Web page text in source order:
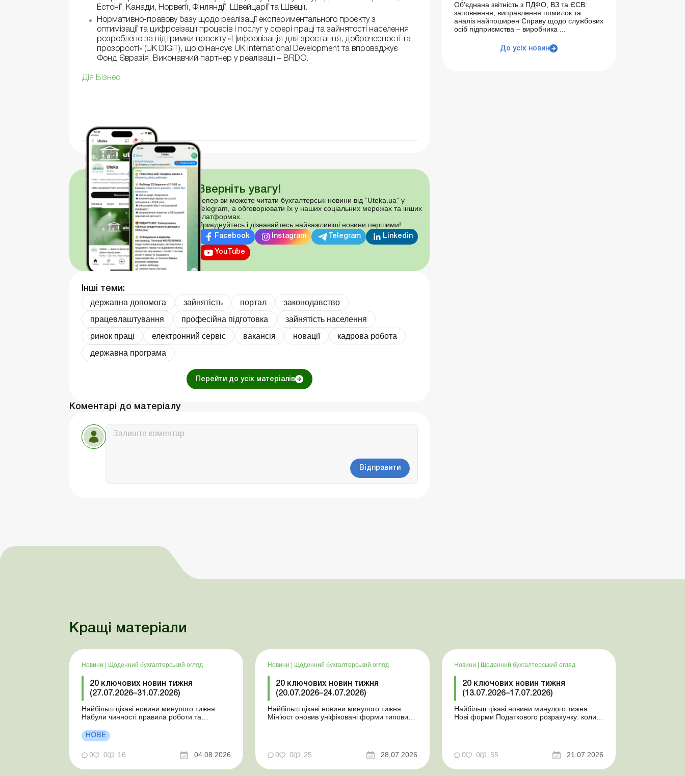
Естонії, Канади, Норвегії, Фінляндії, Швейцарії та Швеції.
Нормативно-правову базу щодо реалізації експериментального проєкту з
оптимізації та цифровізації процесів і послуг у сфері праці та зайнятості населення
розроблено за підтримки проєкту «Цифровізація для зростання, доброчесності та
прозорості» (UK DIGIT), що фінансує UK International Development та впроваджує
Фонд Євразія. Виконавчий партнер у реалізації – BRDO.
Дія.Бізнес
Зверніть увагу!
Тепер ви можете читати бухгалтерські новини від “Uteka.ua” у
Telegram, а обговорювати їх у наших соціальних мережах та інших
платформах.
Приєднуйтесь і дізнавайтесь найважливіші новини першими!
Facebook Instagram Telegram Linkedin
YouTube
Інші теми:
державна допомога зайнятість портал
законодавство
працевлаштування
професійна підготовка
зайнятість населення
ринок праці
електронний сервіс вакансія новації
кадрова робота
державна програма
Перейти до усіх матеріалів
Коментарі до матеріалу
Відправити
Об’єднана звітність з ПДФО, ВЗ та ЄСВ:
заповнення, виправлення помилок та
аналіз найпоширен Справу щодо службових
осіб підприємства – виробника ...
До усіх новин
Кращі матеріали
Новини | Щоденний бухгалтерський огляд
20 ключових новин тижня
(27.07.2026–31.07.2026)
Найбільш цікаві новини минулого тижня
Набули чинності правила роботи та
закони про мобілізацію та воєнний стан Для
сільгосппідприємств і ФОП запроваджено
нові одноразові статистичні форми З 2
серпня змінюється порядок зарахування
НОВЕ
0 0 16 04.08.2026
Новини | Щоденний бухгалтерський огляд
20 ключових новин тижня
(20.07.2026–24.07.2026)
Найбільш цікаві новини минулого тижня
Мін’юст оновив уніфіковані форми типових
«у розшуку»: що потрібно знати
0 0 25 28.07.2026
Новини | Щоденний бухгалтерський огляд
20 ключових новин тижня
(13.07.2026–17.07.2026)
Найбільш цікаві новини минулого тижня
Нові форми Податкового розрахунку: коли
Координаційний центр з організації
0 0 55 21.07.2026